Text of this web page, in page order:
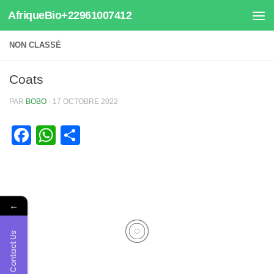
Au dessous du contenu
AfriqueBio+22961007412
NON CLASSÉ
Coats
PAR BOBO · 17 OCTOBRE 2022
Facebook
WhatsApp
←
Contact Us